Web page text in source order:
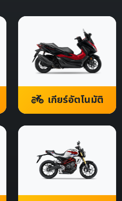
เกียร์อัตโนมัติ